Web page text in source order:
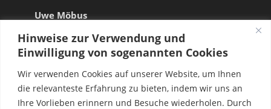
Hinweise zur Verwendung und
Einwilligung von sogenannten Cookies
Wir verwenden Cookies auf unserer Website, um Ihnen
die relevanteste Erfahrung zu bieten, indem wir uns an
Ihre Vorlieben erinnern und Besuche wiederholen. Durch
Uwe Möbus